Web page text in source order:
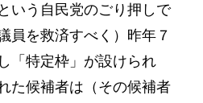
いう自民党のごり押しで
員を救済すべく）昨年７
「特定枠」が設けられ
た候補者は（その候補者